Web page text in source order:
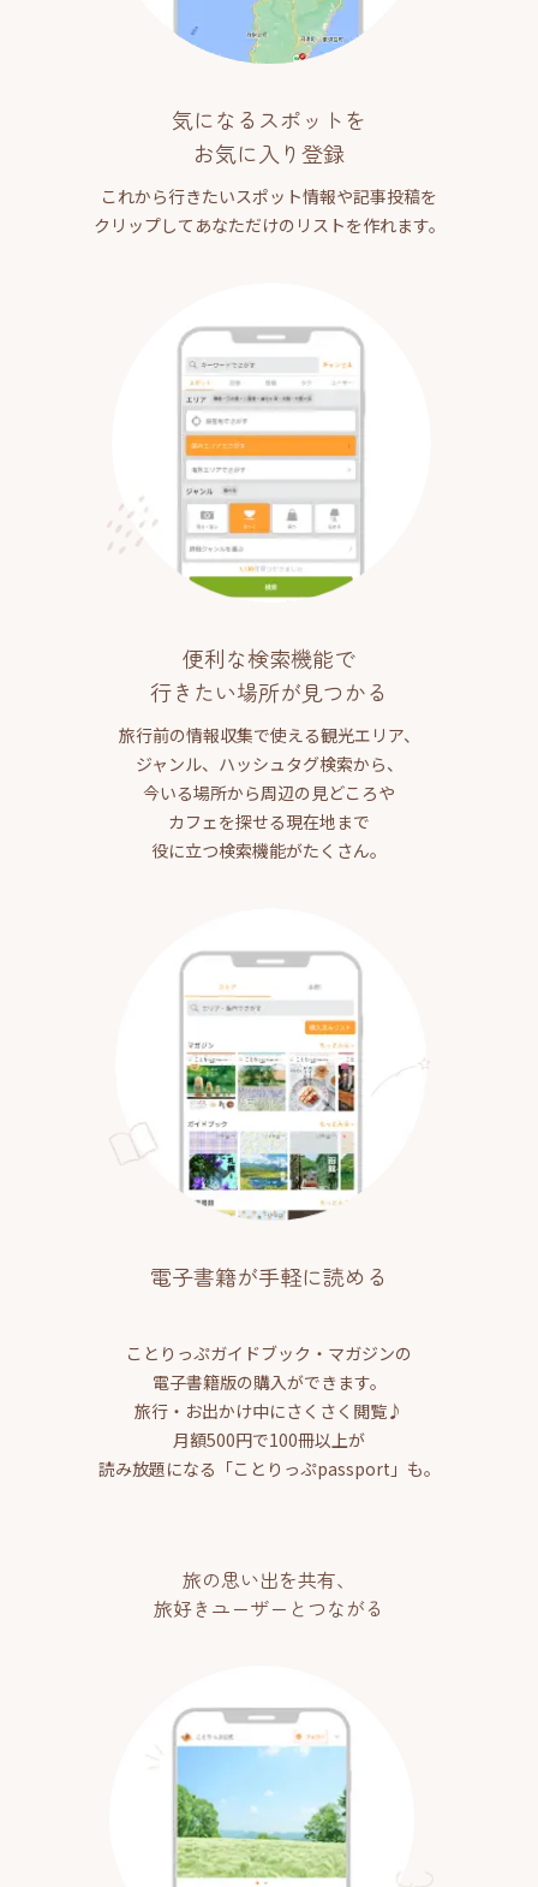
気になるスポットを
お気に入り登録
これから行きたいスポット情報や記事投稿を
クリップしてあなただけのリストを作れます。
便利な検索機能で
行きたい場所が見つかる
旅行前の情報収集で使える観光エリア、
ジャンル、ハッシュタグ検索から、
今いる場所から周辺の見どころや
カフェを探せる現在地まで
役に立つ検索機能がたくさん。
電子書籍が手軽に読める
ことりっぷガイドブック・マガジンの
電子書籍版の購入ができます。
旅行・お出かけ中にさくさく閲覧♪
月額500円で100冊以上が
読み放題になる「ことりっぷpassport」も。
旅の思い出を共有、
旅好きユーザーとつながる